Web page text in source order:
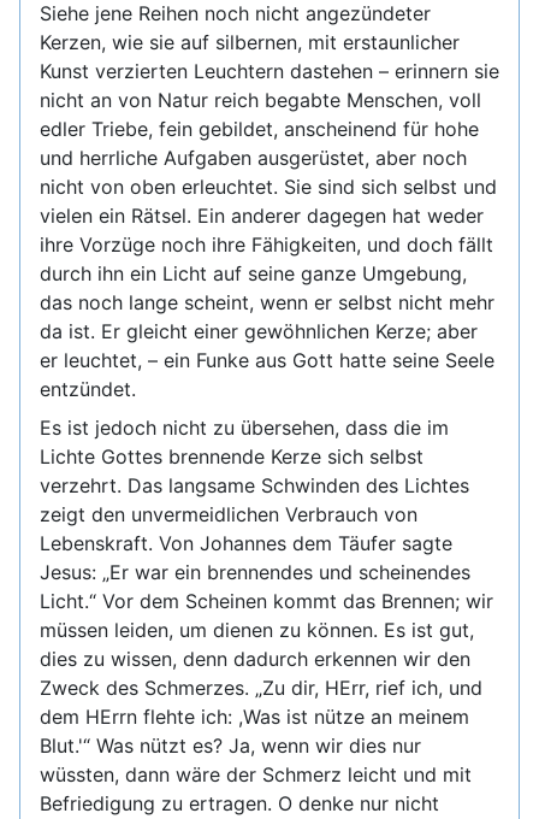
Siehe jene Reihen noch nicht angezündeter
Kerzen, wie sie auf silbernen, mit erstaunlicher
Kunst verzierten Leuchtern dastehen – erinnern sie
nicht an von Natur reich begabte Menschen, voll
edler Triebe, fein gebildet, anscheinend für hohe
und herrliche Aufgaben ausgerüstet, aber noch
nicht von oben erleuchtet. Sie sind sich selbst und
vielen ein Rätsel. Ein anderer dagegen hat weder
ihre Vorzüge noch ihre Fähigkeiten, und doch fällt
durch ihn ein Licht auf seine ganze Umgebung,
das noch lange scheint, wenn er selbst nicht mehr
da ist. Er gleicht einer gewöhnlichen Kerze; aber
er leuchtet, – ein Funke aus Gott hatte seine Seele
entzündet.
Es ist jedoch nicht zu übersehen, dass die im
Lichte Gottes brennende Kerze sich selbst
verzehrt. Das langsame Schwinden des Lichtes
zeigt den unvermeidlichen Verbrauch von
Lebenskraft. Von Johannes dem Täufer sagte
Jesus: „Er war ein brennendes und scheinendes
Licht.“ Vor dem Scheinen kommt das Brennen; wir
müssen leiden, um dienen zu können. Es ist gut,
dies zu wissen, denn dadurch erkennen wir den
Zweck des Schmerzes. „Zu dir, HErr, rief ich, und
dem HErrn flehte ich: ,Was ist nütze an meinem
Blut.'“ Was nützt es? Ja, wenn wir dies nur
wüssten, dann wäre der Schmerz leicht und mit
Befriedigung zu ertragen. O denke nur nicht